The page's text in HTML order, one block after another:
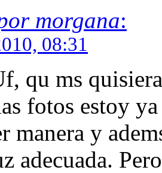
morgana:
08:31
qu ms
fotos estoy
manera y
adecuada.